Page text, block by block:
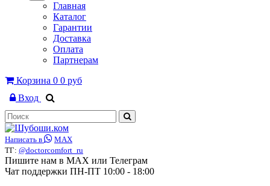
Главная
Каталог
Гарантии
Доставка
Оплата
Партнерам
Корзина 0 0 руб
Вход
Написать в
MAX
ТГ: @doctorcomfort_ru
Пишите нам в MAX или Телеграм
Чат поддержки ПН-ПТ 10:00 - 18:00